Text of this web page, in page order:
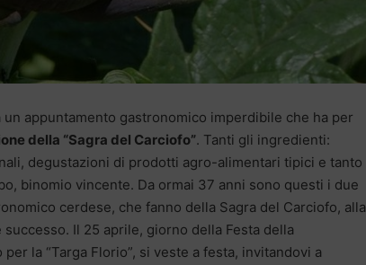
appuntamento gastronomico imperdibile che ha per
della “Sagra del Carciofo”. Tanti gli ingredienti:
degustazioni di prodotti agro-alimentari tipici e tanto
binomio vincente. Da ormai 37 anni sono questi i due
cerdese, che fanno della Sagra del Carciofo, alla
Il 25 aprile, giorno della Festa della
la “Targa Florio”, si veste a festa, invitandovi a